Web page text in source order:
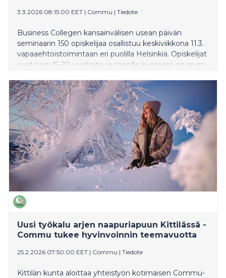
3.3.2026 08:15:00 EET | Commu | Tiedote
Business Collegen kansainvälisen usean päivän
seminaarin 150 opiskelijaa osallistuu keskiviikkona 11.3.
vapaaehtoistoimintaan eri puolilla Helsinkiä. Opiskelijat
ovat noin 15-20-vuotiaita, ja monille kyseessä on aivan
vapaaehtoistyöstä, vieläpä vieraassa maassa. Päivän
aikana opiskelijat jalkautuvat yli 20 eri kohteeseen
auttamaan esimerkiksi pakkaus-, järjestely- ja
lajittelutehtävissä, ruokajakelussa, lipaskeräyksissä sekä
muissa talkootehtävissä.
Uusi työkalu arjen naapuriapuun Kittilässä -
Commu tukee hyvinvoinnin teemavuotta
25.2.2026 07:50:00 EET | Commu | Tiedote
Kittilän kunta aloittaa yhteistyön kotimaisen Commu-